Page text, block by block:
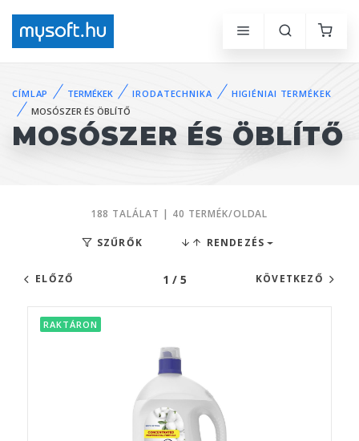
CÍMLAP TERMÉKEK IRODATECHNIKA
HIGIÉNIAI TERMÉKEK
MOSÓSZER ÉS ÖBLÍTŐ
MOSÓSZER ÉS ÖBLÍTŐ
188 TALÁLAT | 40 TERMÉK/OLDAL
SZŰRŐK RENDEZÉS
ELŐZŐ 1 / 5 KÖVETKEZŐ
RAKTÁRON